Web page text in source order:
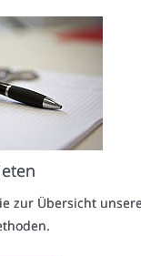
zur Übersicht